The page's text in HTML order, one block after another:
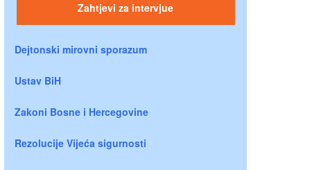
Zahtjevi za intervjue
Dejtonski mirovni sporazum
Ustav BiH
Zakoni Bosne i Hercegovine
Rezolucije Vijeća sigurnosti